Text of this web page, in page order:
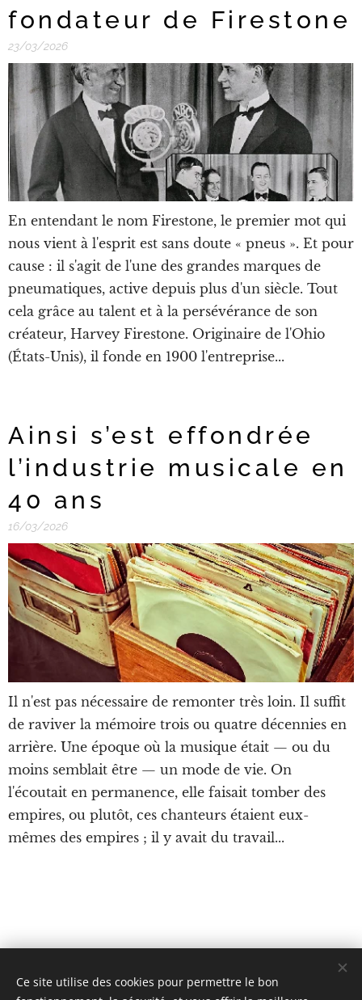
fondateur de Firestone
23/03/2026
En entendant le nom Firestone, le premier mot qui
nous vient à l'esprit est sans doute « pneus ». Et pour
cause : il s'agit de l'une des grandes marques de
pneumatiques, active depuis plus d'un siècle. Tout
cela grâce au talent et à la persévérance de son
créateur, Harvey Firestone. Originaire de l'Ohio
(États-Unis), il fonde en 1900 l'entreprise...
Ainsi s’est effondrée
l’industrie musicale en
40 ans
16/03/2026
Il n'est pas nécessaire de remonter très loin. Il suffit
de raviver la mémoire trois ou quatre décennies en
arrière. Une époque où la musique était — ou du
moins semblait être — un mode de vie. On
l'écoutait en permanence, elle faisait tomber des
empires, ou plutôt, ces chanteurs étaient eux-
mêmes des empires ; il y avait du travail...
BLOOMTIME
Ce site utilise des cookies pour permettre le bon